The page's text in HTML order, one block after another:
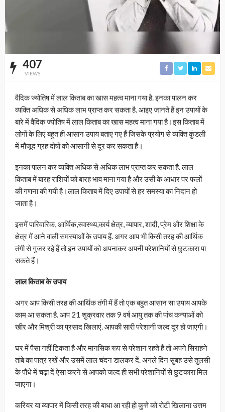
407
VIEWS
वैदिक ज्योतिष में लाल किताब का खास महत्व माना गया है. इनका पालन कर
व्यक्ति अधिक से अधिक लाभ प्राप्त कर सकता है. आइए जानते हैं इन उपायों के
बारे में वैदिक ज्योतिष में लाल किताब का खास महत्व माना गया है।इस किताब में
लोगों के लिए बहुत ही आसान उपाय बताए गए हैं जिसके प्रयोग से व्यक्ति कुंडली
में मौजूद ग्रह दोषों को आसानी से दूर कर सकता है।
इनका पालन कर व्यक्ति अधिक से अधिक लाभ प्राप्त कर सकता है. लाल
किताब में बारह राशियों को बारह भाव माना गया है और उसी के आधार पर फलों
की गणना की गयी है।लाल किताब में दिए उपायों से हर समस्या का निदान हो
जाता है।
इसमें पारिवारिक, आर्थिक,स्वास्थ्य,कार्य क्षेत्र, व्यापार, शादी, प्रेम और शिक्षा के
क्षेत्र में आने वाली समस्याओं के उपाय हैं. अगर आप भी किसी तरह की आर्थिक
तंगी से गुजर रहे हैं तो इन उपायों को अपनाकर अपनी परेशानियों से छुटकारा पा
सकते हैं।
लाल किताब के उपाय
अगर आप किसी तरह की आर्थिक तंगी में हैं तो एक बहुत आसान सा उपाय आपके
काम आ सकता है. आप 21 शुक्रवार तक 9 वर्ष आयु तक की पांच कन्याओं को
खीर और मिश्री का प्रसाद खिलाएं. आपकी सारी परेशानी जल्द दूर हो जाएगी।
घर में पैसा नहीं टिकता है और मानसिक रूप से परेशान रहते हैं तो अपने सिराहने
तांबे का पात्र रखें और उसमें लाल चंदन डालकर दें. अगले दिन सुबह उसे तुलसी
के पौधे में चढ़ा दें ऐसा करने से आपको जल्द ही सभी परेशानियों से छुटकारा मिल
जाएगा।
करियर या व्यापार में किसी तरह की बाधा आ रही हो कुत्ते को रोटी खिलाना उत्तम